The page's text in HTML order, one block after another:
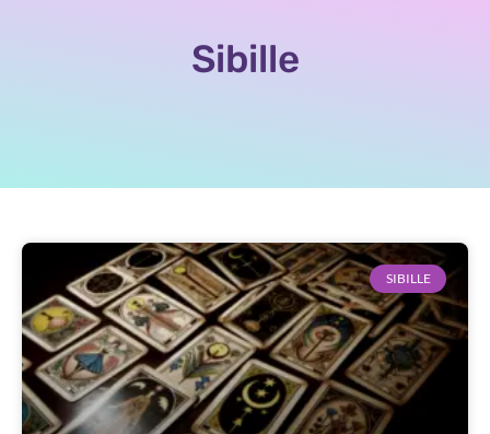
Sibille
SIBILLE